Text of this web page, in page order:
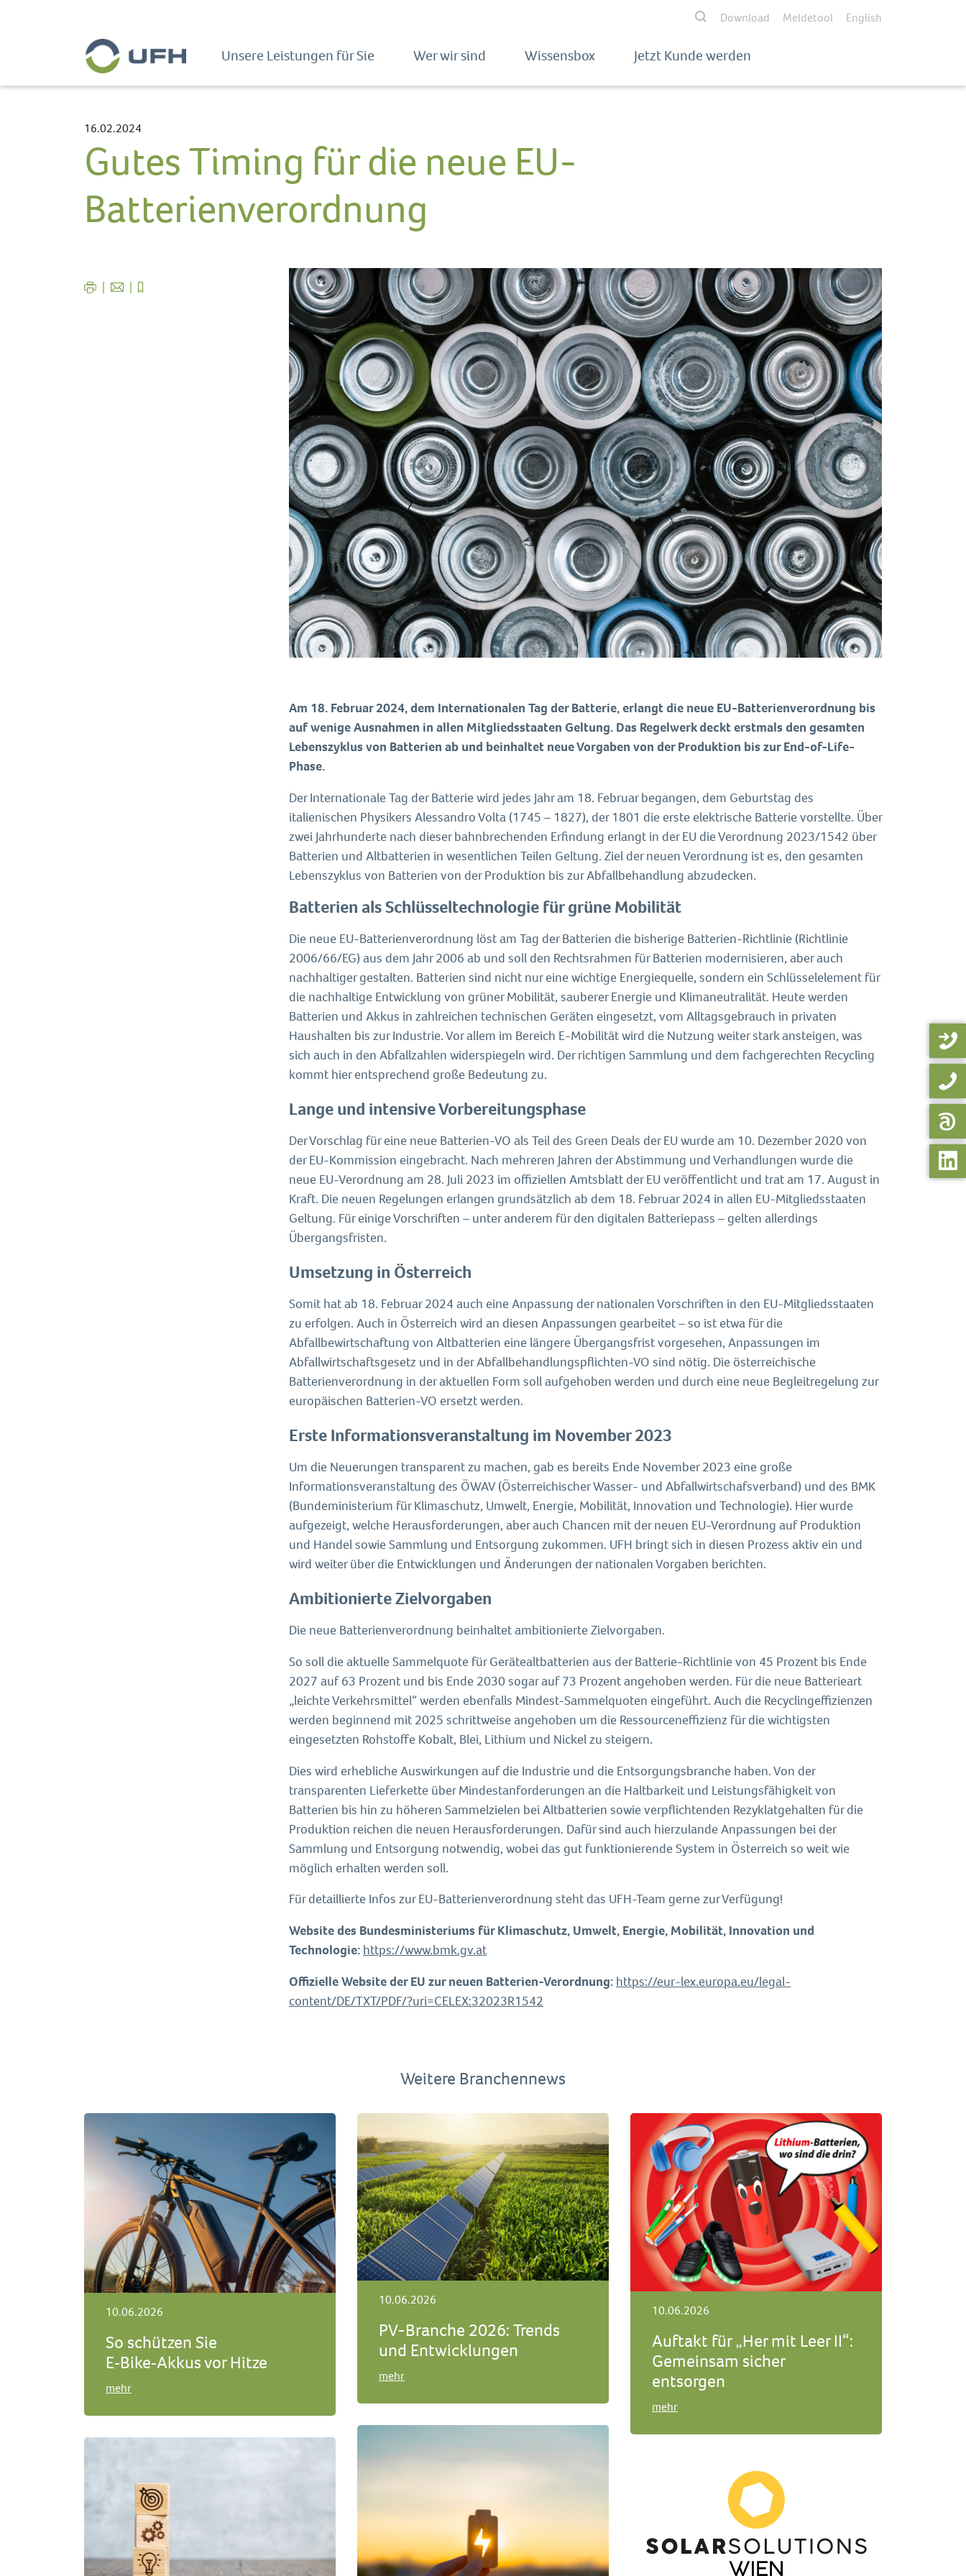
Download Meldetool English
Unsere Leistungen für Sie Wer wir sind Wissensbox Jetzt Kunde werden
16.02.2024
Gutes Timing für die neue EU-
Batterienverordnung
Am 18. Februar 2024, dem Internationalen Tag der Batterie, erlangt die neue EU-Batterienverordnung bis
auf wenige Ausnahmen in allen Mitgliedsstaaten Geltung. Das Regelwerk deckt erstmals den gesamten
Lebenszyklus von Batterien ab und beinhaltet neue Vorgaben von der Produktion bis zur End-of-Life-
Phase.
Der Internationale Tag der Batterie wird jedes Jahr am 18. Februar begangen, dem Geburtstag des
italienischen Physikers Alessandro Volta (1745 – 1827), der 1801 die erste elektrische Batterie vorstellte. Über
zwei Jahrhunderte nach dieser bahnbrechenden Erfindung erlangt in der EU die Verordnung 2023/1542 über
Batterien und Altbatterien in wesentlichen Teilen Geltung. Ziel der neuen Verordnung ist es, den gesamten
Lebenszyklus von Batterien von der Produktion bis zur Abfallbehandlung abzudecken.
Batterien als Schlüsseltechnologie für grüne Mobilität
Die neue EU-Batterienverordnung löst am Tag der Batterien die bisherige Batterien-Richtlinie (Richtlinie
2006/66/EG) aus dem Jahr 2006 ab und soll den Rechtsrahmen für Batterien modernisieren, aber auch
nachhaltiger gestalten. Batterien sind nicht nur eine wichtige Energiequelle, sondern ein Schlüsselelement für
die nachhaltige Entwicklung von grüner Mobilität, sauberer Energie und Klimaneutralität. Heute werden
Batterien und Akkus in zahlreichen technischen Geräten eingesetzt, vom Alltagsgebrauch in privaten
Haushalten bis zur Industrie. Vor allem im Bereich E-Mobilität wird die Nutzung weiter stark ansteigen, was
sich auch in den Abfallzahlen widerspiegeln wird. Der richtigen Sammlung und dem fachgerechten Recycling
kommt hier entsprechend große Bedeutung zu.
Lange und intensive Vorbereitungsphase
Der Vorschlag für eine neue Batterien-VO als Teil des Green Deals der EU wurde am 10. Dezember 2020 von
der EU-Kommission eingebracht. Nach mehreren Jahren der Abstimmung und Verhandlungen wurde die
neue EU-Verordnung am 28. Juli 2023 im offiziellen Amtsblatt der EU veröffentlicht und trat am 17. August in
Kraft. Die neuen Regelungen erlangen grundsätzlich ab dem 18. Februar 2024 in allen EU-Mitgliedsstaaten
Geltung. Für einige Vorschriften – unter anderem für den digitalen Batteriepass – gelten allerdings
Übergangsfristen.
Umsetzung in Österreich
Somit hat ab 18. Februar 2024 auch eine Anpassung der nationalen Vorschriften in den EU-Mitgliedsstaaten
zu erfolgen. Auch in Österreich wird an diesen Anpassungen gearbeitet – so ist etwa für die
Abfallbewirtschaftung von Altbatterien eine längere Übergangsfrist vorgesehen, Anpassungen im
Abfallwirtschaftsgesetz und in der Abfallbehandlungspflichten-VO sind nötig. Die österreichische
Batterienverordnung in der aktuellen Form soll aufgehoben werden und durch eine neue Begleitregelung zur
europäischen Batterien-VO ersetzt werden.
Erste Informationsveranstaltung im November 2023
Um die Neuerungen transparent zu machen, gab es bereits Ende November 2023 eine große
Informationsveranstaltung des ÖWAV (Österreichischer Wasser- und Abfallwirtschafsverband) und des BMK
(Bundeministerium für Klimaschutz, Umwelt, Energie, Mobilität, Innovation und Technologie). Hier wurde
aufgezeigt, welche Herausforderungen, aber auch Chancen mit der neuen EU-Verordnung auf Produktion
und Handel sowie Sammlung und Entsorgung zukommen. UFH bringt sich in diesen Prozess aktiv ein und
wird weiter über die Entwicklungen und Änderungen der nationalen Vorgaben berichten.
Ambitionierte Zielvorgaben
Die neue Batterienverordnung beinhaltet ambitionierte Zielvorgaben.
So soll die aktuelle Sammelquote für Gerätealtbatterien aus der Batterie-Richtlinie von 45 Prozent bis Ende
2027 auf 63 Prozent und bis Ende 2030 sogar auf 73 Prozent angehoben werden. Für die neue Batterieart
„leichte Verkehrsmittel“ werden ebenfalls Mindest-Sammelquoten eingeführt. Auch die Recyclingeffizienzen
werden beginnend mit 2025 schrittweise angehoben um die Ressourceneffizienz für die wichtigsten
eingesetzten Rohstoffe Kobalt, Blei, Lithium und Nickel zu steigern.
Dies wird erhebliche Auswirkungen auf die Industrie und die Entsorgungsbranche haben. Von der
transparenten Lieferkette über Mindestanforderungen an die Haltbarkeit und Leistungsfähigkeit von
Batterien bis hin zu höheren Sammelzielen bei Altbatterien sowie verpflichtenden Rezyklatgehalten für die
Produktion reichen die neuen Herausforderungen. Dafür sind auch hierzulande Anpassungen bei der
Sammlung und Entsorgung notwendig, wobei das gut funktionierende System in Österreich so weit wie
möglich erhalten werden soll.
Für detaillierte Infos zur EU-Batterienverordnung steht das UFH-Team gerne zur Verfügung!
Website des Bundesministeriums für Klimaschutz, Umwelt, Energie, Mobilität, Innovation und
Technologie: https://www.bmk.gv.at
Offizielle Website der EU zur neuen Batterien-Verordnung: https://eur-lex.europa.eu/legal-
content/DE/TXT/PDF/?uri=CELEX:32023R1542
Weitere Branchennews
10.06.2026
So schützen Sie
E‑Bike‑Akkus vor Hitze
mehr
10.06.2026
PV-Branche 2026: Trends
und Entwicklungen
mehr
10.06.2026
Auftakt für „Her mit Leer II“:
Gemeinsam sicher
entsorgen
mehr